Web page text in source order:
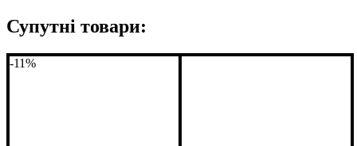
Супутні товари:
-11%